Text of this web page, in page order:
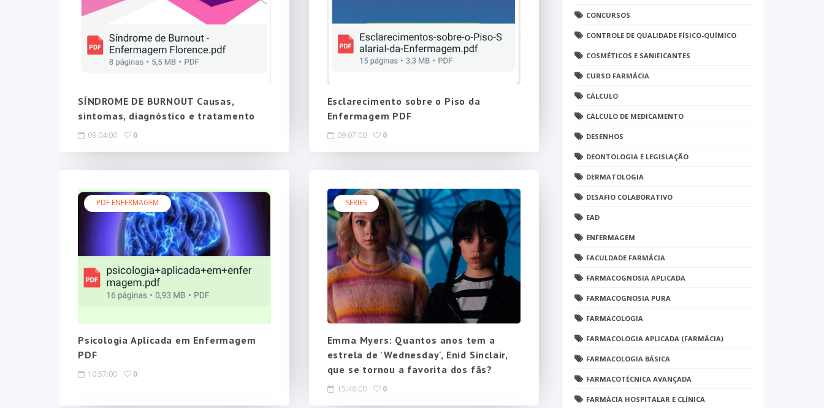
SÍNDROME DE BURNOUT Causas,
sintomas, diagnóstico e tratamento
09:04:00 0
Esclarecimento sobre o Piso da
Enfermagem PDF
09:07:00 0
PDF ENFERMAGEM
Psicologia Aplicada em Enfermagem
PDF
10:57:00 0
SERIES
Emma Myers: Quantos anos tem a
estrela de 'Wednesday', Enid Sinclair,
que se tornou a favorita dos fãs?
15:48:00 0
CONCURSOS
CONTROLE DE QUALIDADE FÍSICO-QUÍMICO
COSMÉTICOS E SANIFICANTES
CURSO FARMÁCIA
CÁLCULO
CÁLCULO DE MEDICAMENTO
DESENHOS
DEONTOLOGIA E LEGISLAÇÃO
DERMATOLOGIA
DESAFIO COLABORATIVO
EAD
ENFERMAGEM
FACULDADE FARMÁCIA
FARMACOGNOSIA APLICADA
FARMACOGNOSIA PURA
FARMACOLOGIA
FARMACOLOGIA APLICADA (FARMÁCIA)
FARMACOLOGIA BÁSICA
FARMACOTÉCNICA AVANÇADA
FARMÁCIA HOSPITALAR E CLÍNICA